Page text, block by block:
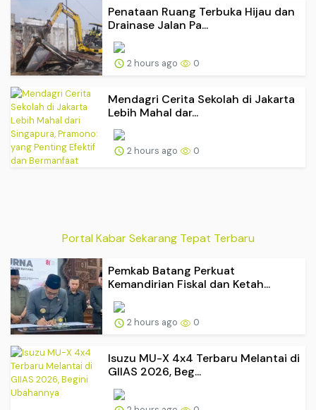
Penataan Ruang Terbuka Hijau dan
Drainase Jalan Pa...
2 hours ago 0
Mendagri Cerita Sekolah di Jakarta
Lebih Mahal dar...
2 hours ago 0
Portal Kabar Sekarang Tepat Terbaru
Pemkab Batang Perkuat
Kemandirian Fiskal dan Ketah...
2 hours ago 0
Isuzu MU-X 4x4 Terbaru Melantai di
GIIAS 2026, Beg...